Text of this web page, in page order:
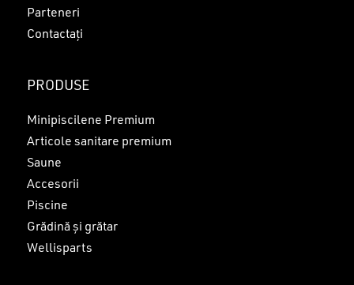
Parteneri
Contactați
PRODUSE
Minipiscilene Premium
Articole sanitare premium
Saune
Accesorii
Piscine
Grădină și grătar
Wellisparts